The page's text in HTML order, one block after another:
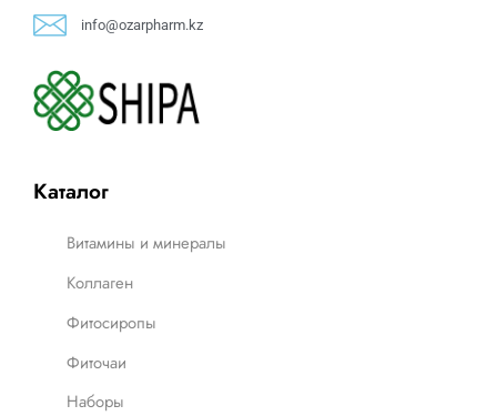
info@ozarpharm.kz
Каталог
Витамины и минералы
Коллаген
Фитосиропы
Фиточаи
Наборы